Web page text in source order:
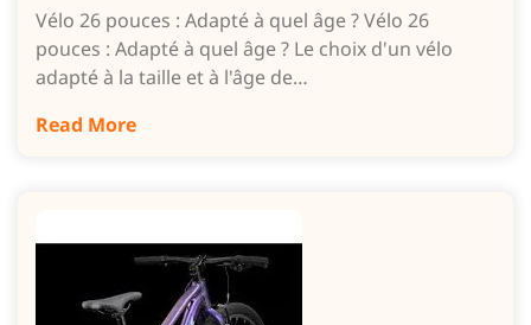
Vélo 26 pouces : Adapté à quel âge ? Vélo 26
pouces : Adapté à quel âge ? Le choix d'un vélo
adapté à la taille et à l'âge de…
Read More